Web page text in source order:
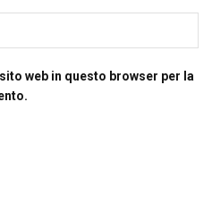
web in questo browser per la